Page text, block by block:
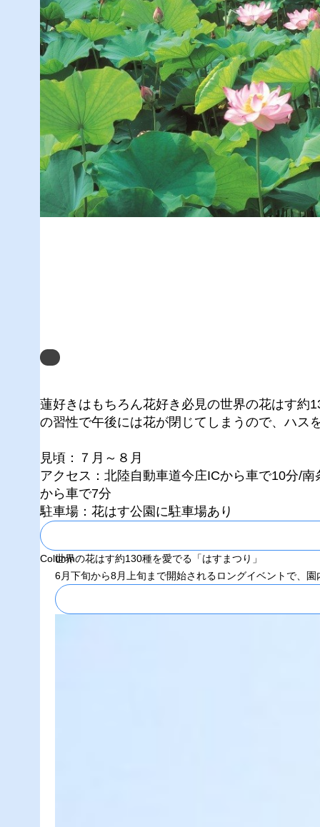
Next
蓮好きはもちろん花好き必見の世界の花はす約
の習性で午後には花が閉じてしまうので、ハ
見頃：７月～８月
アクセス：北陸自動車道今庄ICから車で10分/
から車で7分
駐車場：花はす公園に駐車場あり
Column
世界の花はす約130種を愛でる「はすまつり」
6月下旬から8月上旬まで開始されるロングイベントで、